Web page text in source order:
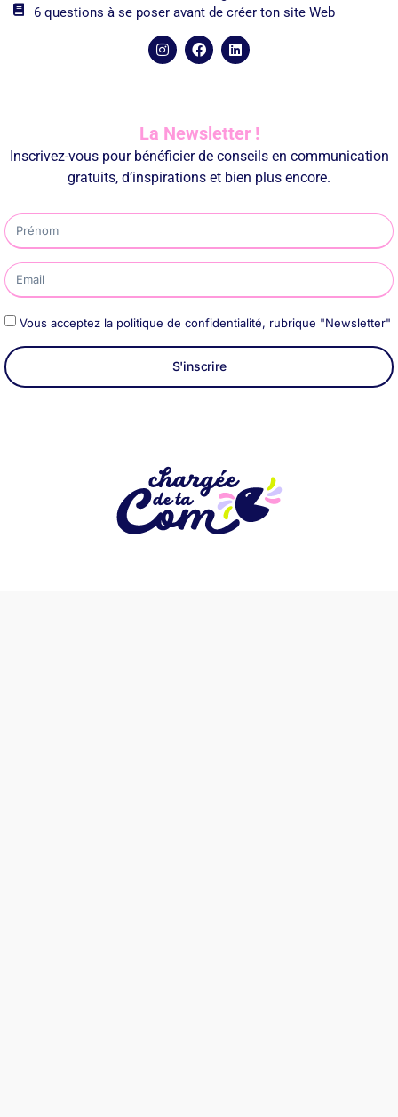
La Newsletter !
Inscrivez-vous pour bénéficier de conseils en communication
gratuits, d’inspirations et bien plus encore.
Vous acceptez la politique de confidentialité, rubrique "Newsletter"
S'inscrire
6 questions à se poser avant de créer ton site Web